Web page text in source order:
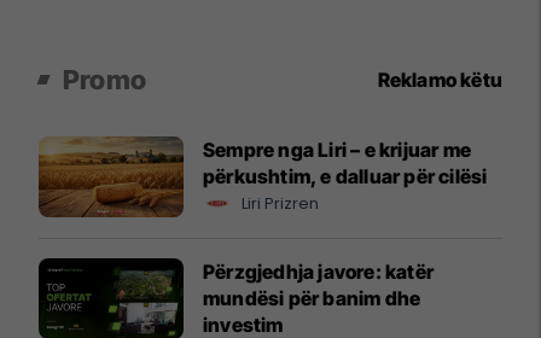
Promo Reklamo këtu
Sempre nga Liri – e krijuar me
përkushtim, e dalluar për cilësi
Liri Prizren
Përzgjedhja javore: katër
mundësi për banim dhe
investim